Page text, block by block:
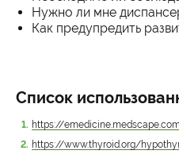
Нужно ли мне
Как предупредить
Список
https://
https://www.thyroid.org/